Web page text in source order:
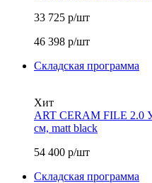
33 725 р/шт
46 398 р/шт
Складская программа
Хит
ART CERAM FILE 2.0
см, matt black
54 400 р/шт
Складская программа